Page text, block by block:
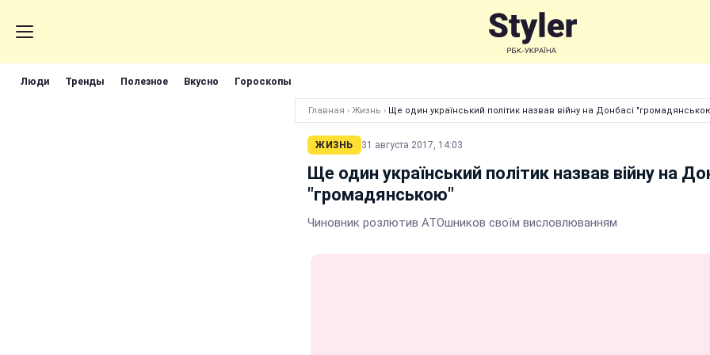
Люди Тренды Полезное Вкусно Гороскопы
Главная › Жизнь › Ще один український політик назвав війну на Донбасі
ЖИЗНЬ 31 августа 2017, 14:03
Ще один український політик назвав війну на
"громадянською"
Чиновник розлютив АТОшников своїм висловлюванням